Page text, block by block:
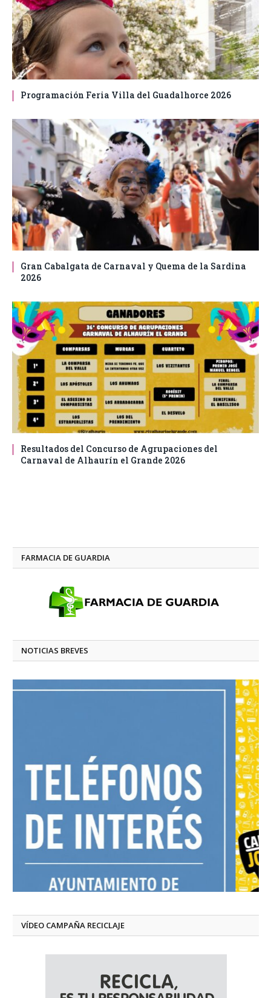
Programación Feria Villa del Guadalhorce 2026
Gran Cabalgata de Carnaval y Quema de la Sardina
2026
Resultados del Concurso de Agrupaciones del
Carnaval de Alhaurín el Grande 2026
FARMACIA DE GUARDIA
NOTICIAS BREVES
VÍDEO CAMPAÑA RECICLAJE